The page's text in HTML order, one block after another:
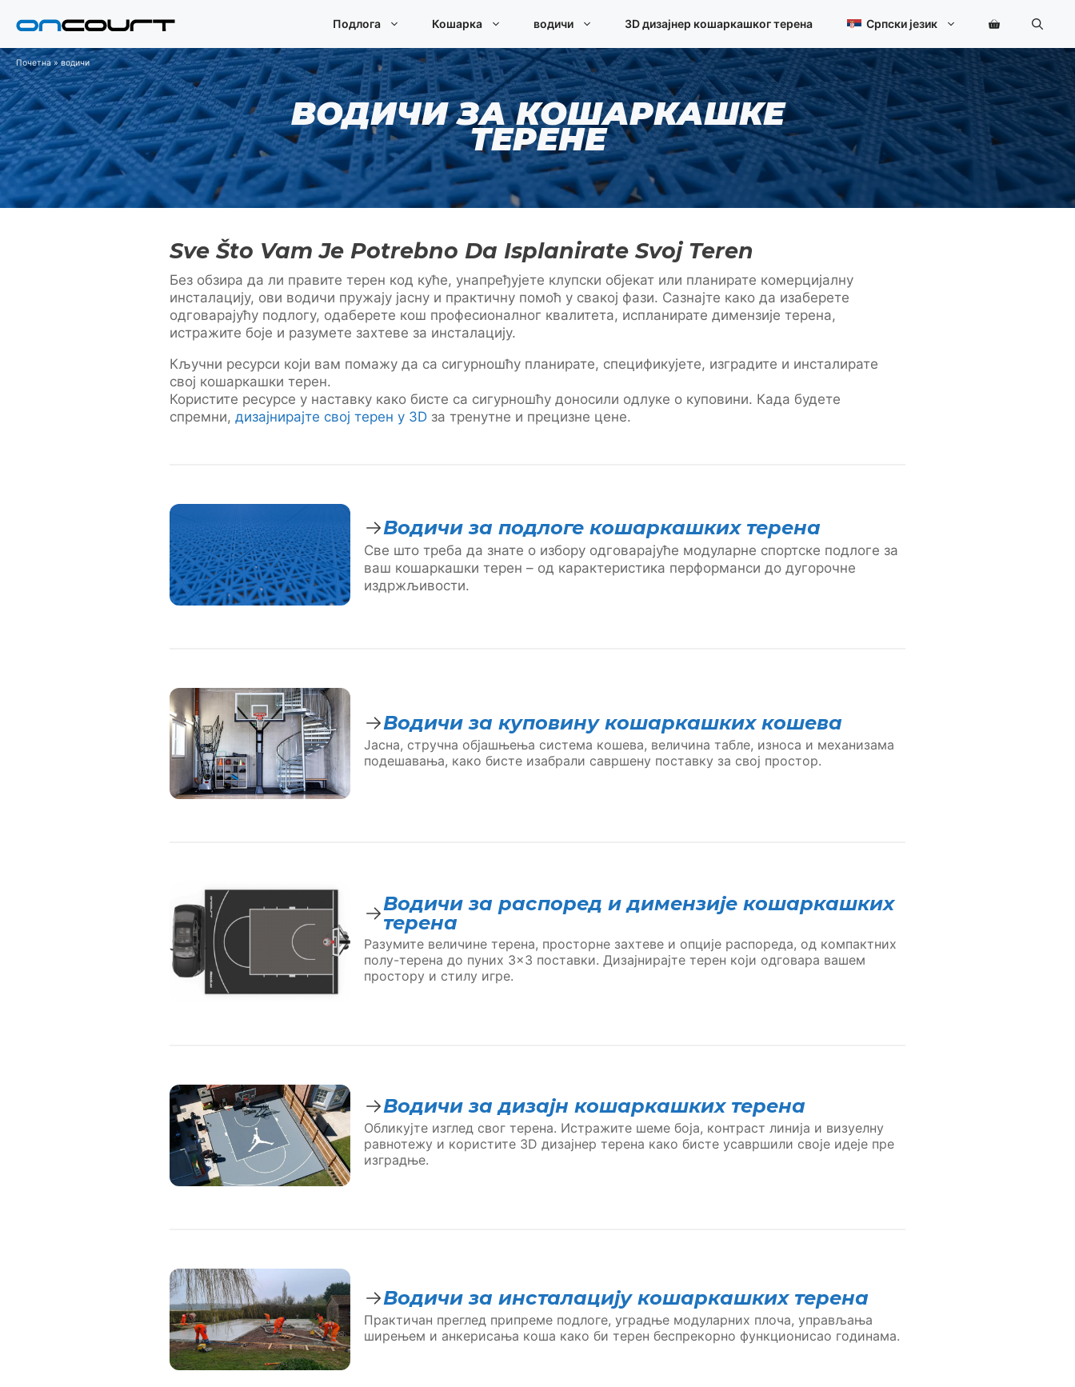
Подлога Кошарка водичи 3D дизајнер кошаркашког терена Српски језик
Почетна»водичи
ВОДИЧИ ЗА КОШАРКАШКЕ
ТЕРЕНЕ
Sve Što Vam Je Potrebno Da Isplanirate Svoj Teren
Без обзира да ли правите терен код куће, унапређујете клупски објекат или планирате комерцијалну
инсталацију, ови водичи пружају јасну и практичну помоћ у свакој фази. Сазнајте како да изаберете
одговарајућу подлогу, одаберете кош професионалног квалитета, испланирате димензије терена,
истражите боје и разумете захтеве за инсталацију.
Кључни ресурси који вам помажу да са сигурношћу планирате, спецификујете, изградите и инсталирате
свој кошаркашки терен.
Користите ресурсе у наставку како бисте са сигурношћу доносили одлуке о куповини. Када будете
спремни, дизајнирајте свој терен у 3D за тренутне и прецизне цене.
Водичи за подлоге кошаркашких терена
Све што треба да знате о избору одговарајуће модуларне спортске подлоге за
ваш кошаркашки терен – од карактеристика перформанси до дугорочне
издржљивости.
Водичи за куповину кошаркашких кошева
Јасна, стручна објашњења система кошева, величина табле, износа и механизама
подешавања, како бисте изабрали савршену поставку за свој простор.
Водичи за распоред и димензије кошаркашких
терена
Разумите величине терена, просторне захтеве и опције распореда, од компактних
полу-терена до пуних 3×3 поставки. Дизајнирајте терен који одговара вашем
простору и стилу игре.
Водичи за дизајн кошаркашких терена
Обликујте изглед свог терена. Истражите шеме боја, контраст линија и визуелну
равнотежу и користите 3D дизајнер терена како бисте усавршили своје идеје пре
изградње.
Водичи за инсталацију кошаркашких терена
Практичан преглед припреме подлоге, уградње модуларних плоча, управљања
ширењем и анкерисања коша како би терен беспрекорно функционисао годинама.